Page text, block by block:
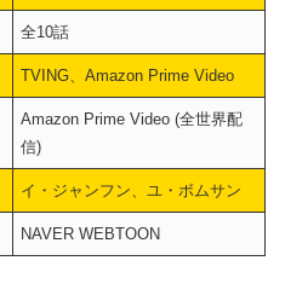
全10話
TVING、Amazon Prime Video
Amazon Prime Video (全世界配
信)
イ・ジャンフン、ユ・ボムサン
NAVER WEBTOON